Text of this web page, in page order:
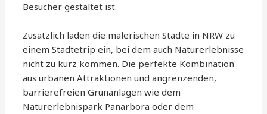
Besucher gestaltet ist.
Zusätzlich laden die malerischen Städte in NRW zu
einem Städtetrip ein, bei dem auch Naturerlebnisse
nicht zu kurz kommen. Die perfekte Kombination
aus urbanen Attraktionen und angrenzenden,
barrierefreien Grünanlagen wie dem
Naturerlebnispark Panarbora oder dem